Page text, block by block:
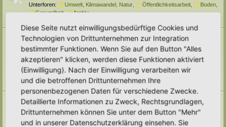
Unterforen:
Umwelt, Klimawandel, Natur, Öffentlichkeitsarbeit, Boden,
Gesundheit,
Archiv
Naturmodule & kleine Biotope
Alles um die Naturmodule, sowie Wald-Themen, Sumpfzonen, Wasserzonen,
wechselfeuchte Gebiete, nährstoffreichere Areale, usw.
Unterforen:
Trockenmauern, Pyramiden , Teiche & Wasserstellen
Sandarien, Reisighaufen & Laubhaufen, Totholz, Käferkeller
Benjeshecke, Sonstige Lebensräume
Archiv
Themen:71
Pufferzone
Hier gehört alles hin, was die Pufferzone in einem Hortus betrifft. Frage,
Antworten, Wissen und Ideen: Her damit!
Unterforum:
Archiv
Diese Seite nutzt einwilligungsbedürftige Cookies und
Technologien von Drittunternehmen zur Integration
bestimmter Funktionen. Wenn Sie auf den Button "Alles
akzeptieren" klicken, werden diese Funktionen aktiviert
(Einwilligung). Nach der Einwilligung verarbeiten wir
und die betroffenen Drittunternehmen Ihre
personenbezogenen Daten für verschiedene Zwecke.
Detaillierte Informationen zu Zweck, Rechtsgrundlagen,
Drittunternehmen können Sie unter dem Button "Mehr"
und in unserer Datenschutzerklärung einsehen. Sie